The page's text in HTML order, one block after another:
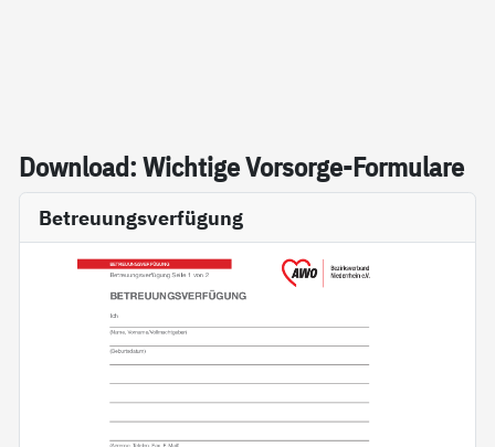
Down­load: Wich­ti­ge Vor­sor­ge-For­mu­la­re
Betreuungsverfügung